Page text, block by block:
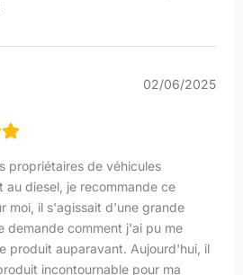
02/06/2025
propriétaires de véhicules
au diesel, je recommande ce
moi, il s'agissait d'une grande
demande comment j'ai pu me
produit auparavant. Aujourd'hui, il
incontournable pour ma